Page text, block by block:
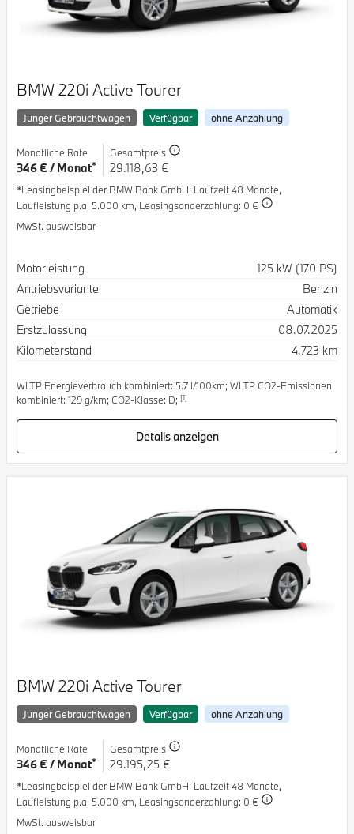
BMW 220i Active Tourer
Junger Gebrauchtwagen Verfügbar ohne Anzahlung
Monatliche Rate
346 € / Monat*
Gesamtpreis
29.118,63 €
*Leasingbeispiel der BMW Bank GmbH: Laufzeit 48 Monate,
Laufleistung p.a. 5.000 km, Leasingsonderzahlung: 0 €
MwSt. ausweisbar
Spezifikation
Motorleistung
125 kW (170 PS)
Antriebsvariante
Benzin
Getriebe
Automatik
Erstzulassung
08.07.2025
Kilometerstand
4.723 km
WLTP Energieverbrauch kombiniert: 5.7 l/100km; WLTP CO2-Emissionen
kombiniert: 129 g/km; CO2-Klasse: D; [1]
Details anzeigen
BMW 220i Active Tourer
Junger Gebrauchtwagen Verfügbar ohne Anzahlung
Monatliche Rate
346 € / Monat*
Gesamtpreis
29.195,25 €
*Leasingbeispiel der BMW Bank GmbH: Laufzeit 48 Monate,
Laufleistung p.a. 5.000 km, Leasingsonderzahlung: 0 €
MwSt. ausweisbar